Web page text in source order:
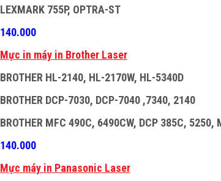
LEXMARK 755P, OPTRA-ST
140.000
Mực in máy in Brother Laser
BROTHER HL-2140, HL-2170W, HL-5340D
BROTHER DCP-7030, DCP-7040 ,7340, 2140
BROTHER MFC 490C, 6490CW, DCP 385C, 5250,
140.000
Mực máy in Panasonic Laser